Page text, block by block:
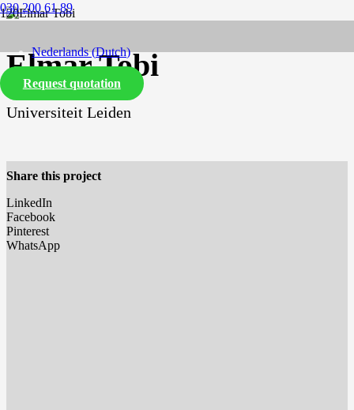
030 200 61 89
Nederlands(Dutch)
English
Request quotation
Elmar Tobi
Universiteit Leiden
Share this project
LinkedIn
Facebook
Pinterest
WhatsApp